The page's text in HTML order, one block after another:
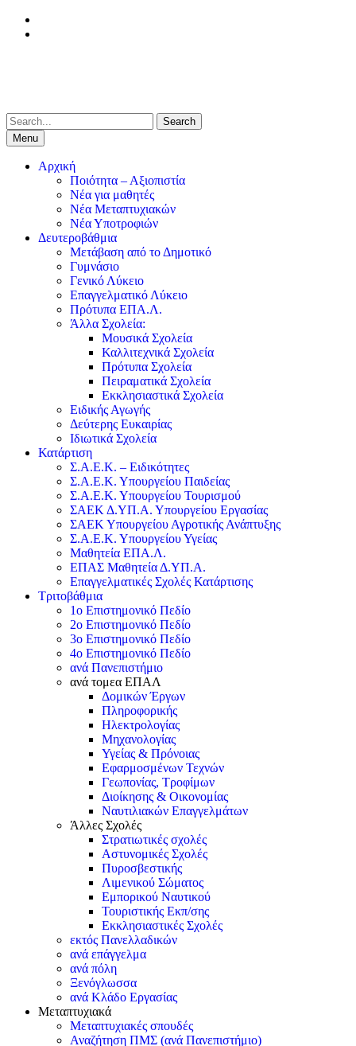
Skip
Search
for:Menu
Αρχική
Ποιότητα – Αξιοπιστία
Νέα για μαθητές
Νέα Μεταπτυχιακών
Νέα Υποτροφιών
Δευτεροβάθμια
Μετάβαση από το Δημοτικό
Γυμνάσιο
Γενικό Λύκειο
Επαγγελματικό Λύκειο
Πρότυπα ΕΠΑ.Λ.
Άλλα Σχολεία:
Μουσικά Σχολεία
Καλλιτεχνικά Σχολεία
Πρότυπα Σχολεία
Πειραματικά Σχολεία
Εκκλησιαστικά Σχολεία
Ειδικής Αγωγής
Δεύτερης Ευκαιρίας
Ιδιωτικά Σχολεία
Κατάρτιση
Σ.Α.Ε.Κ. – Ειδικότητες
Σ.Α.Ε.Κ. Υπουργείου Παιδείας
Σ.Α.Ε.Κ. Υπουργείου Τουρισμού
ΣΑΕΚ Δ.ΥΠ.Α. Υπουργείου Εργασίας
ΣΑΕΚ Υπουργείου Αγροτικής Ανάπτυξης
Σ.Α.Ε.Κ. Υπουργείου Υγείας
Μαθητεία ΕΠΑ.Λ.
ΕΠΑΣ Μαθητεία Δ.ΥΠ.Α.
Επαγγελματικές Σχολές Κατάρτισης
Τριτοβάθμια
1ο Επιστημονικό Πεδίο
2ο Επιστημονικό Πεδίο
3ο Επιστημονικό Πεδίο
4ο Επιστημονικό Πεδίο
ανά Πανεπιστήμιο
ανά τομεα ΕΠΑΛ
Δομικών Έργων
Πληροφορικής
Ηλεκτρολογίας
Μηχανολογίας
Υγείας & Πρόνοιας
Εφαρμοσμένων Τεχνών
Γεωπονίας, Τροφίμων
Διοίκησης & Οικονομίας
Ναυτιλιακών Επαγγελμάτων
Άλλες Σχολές
Στρατιωτικές σχολές
Αστυνομικές Σχολές
Πυροσβεστικής
Λιμενικού Σώματος
Εμπορικού Ναυτικού
Τουριστικής Εκπ/σης
Εκκλησιαστικές Σχολές
εκτός Πανελλαδικών
ανά επάγγελμα
ανά πόλη
Ξενόγλωσσα
ανά Κλάδο Εργασίας
Μεταπτυχιακά
Μεταπτυχιακές σπουδές
Αναζήτηση ΠΜΣ (ανά Πανεπιστήμιο)